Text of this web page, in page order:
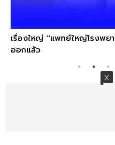
เรื่องใหญ่ "แพทย์ใหญ่โรงพย
ออกแล้ว